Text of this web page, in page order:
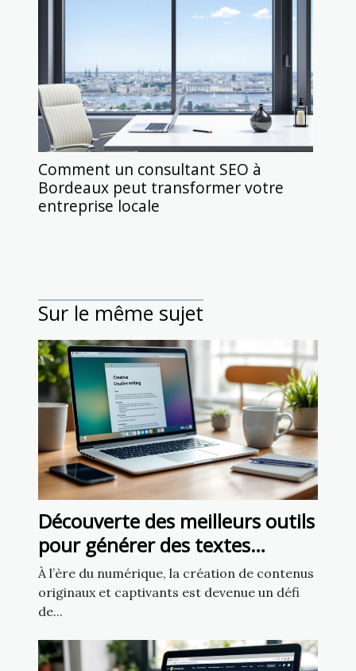
Comment un consultant SEO à
Bordeaux peut transformer votre
entreprise locale
Sur le même sujet
Découverte des meilleurs outils
pour générer des textes
créatifs
À l’ère du numérique, la création de contenus
originaux et captivants est devenue un défi
de...